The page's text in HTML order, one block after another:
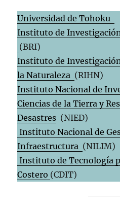
Universidad de Tohoku
Instituto de
(BRI)
Instituto de
la Naturaleza (RIHN)
Instituto Nacional de
Ciencias de la Tierra y
Desastres (NIED)
Instituto Nacional de
Infraestructura (NILIM)
Instituto de Tecnología
Costero (CDIT)